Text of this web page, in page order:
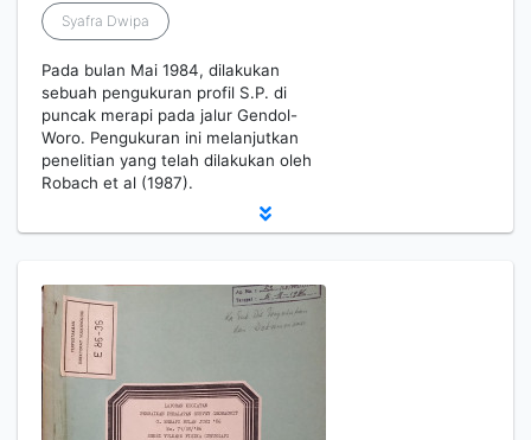
Syafra Dwipa
Pada bulan Mai 1984, dilakukan
sebuah pengukuran profil S.P. di
puncak merapi pada jalur Gendol-
Woro. Pengukuran ini melanjutkan
penelitian yang telah dilakukan oleh
Robach et al (1987).